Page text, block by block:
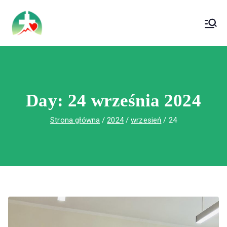
treści
Wojewódzki Szpital Specjalistyczny im.
Św. Rafała w Czerwonej Górze
Day: 24 września 2024
Strona główna 2024 wrzesień 24